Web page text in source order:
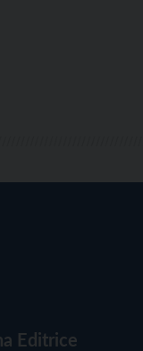
Editrice